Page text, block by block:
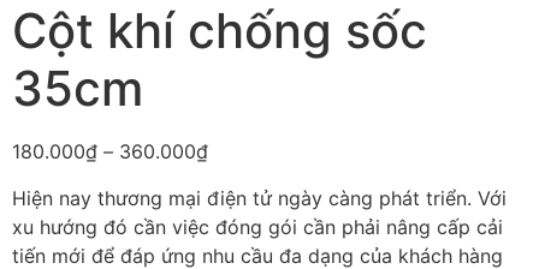
Cột khí chống sốc
35cm
180.000₫ – 360.000₫
Hiện nay thương mại điện tử ngày càng phát triển. Với
xu hướng đó cần việc đóng gói cần phải nâng cấp cải
tiến mới để đáp ứng nhu cầu đa dạng của khách hàng